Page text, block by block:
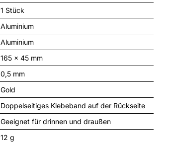
1 Stück
Aluminium
Aluminium
165 x 45 mm
0,5 mm
Gold
Doppelseitiges Klebeband auf der Rückseite
Geeignet für drinnen und draußen
12 g